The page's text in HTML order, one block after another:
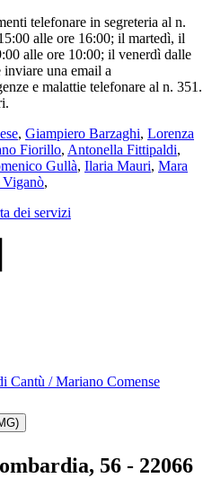
telefonare in segreteria al n.
alle ore 16:00; il martedì, il
alle ore 10:00; il venerdì dalle
una email a
e malattie telefonare al n. 351.
, Giampiero Barzaghi, Lorenza
Fiorillo, Antonella Fittipaldi,
Gullà, Ilaria Mauri, Mara
,
dei servizi
Cantù / Mariano Comense
56 - 22066